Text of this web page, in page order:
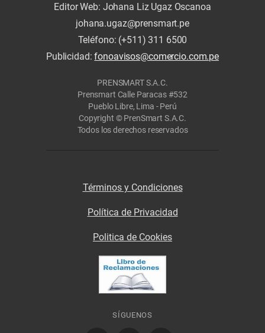
Editor Web: Johana Liz Ugaz Oscanoa
johana.ugaz@prensmart.pe
Teléfono: (+511) 311 6500
Publicidad:fonoavisos@comercio.com.pe
PRENSMART S.A.C.
Prensmart Calle Paracas #532
Pueblo Libre, Lima - Perú
Copyright © PrenSmart S.A.C.
Todos los derechos reservados
Términos y Condiciones
Política de Privacidad
Politica de Cookies
SÍGUENOS